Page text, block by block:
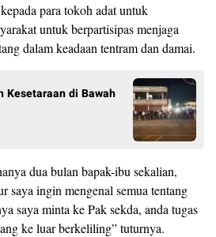
para tokoh adat untuk
untuk berpartisipas menjaga
dalam keadaan tentram dan damai.
Kesetaraan di Bawah
dua bulan bapak-ibu sekalian,
saya ingin mengenal semua tentang
saya minta ke Pak sekda, anda tugas
ke luar berkeliling” tuturnya.